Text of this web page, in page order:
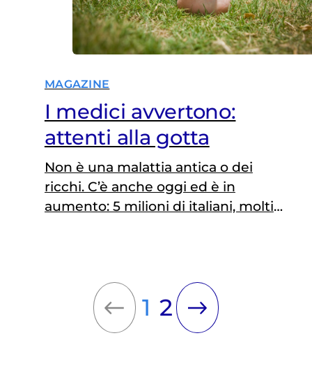
MAGAZINE
I medici avvertono:
attenti alla gotta
Non è una malattia antica o dei
ricchi. C’è anche oggi ed è in
aumento: 5 milioni di italiani, molti
dovrebbe entrare tra gli esami
normali del sangue
1 2